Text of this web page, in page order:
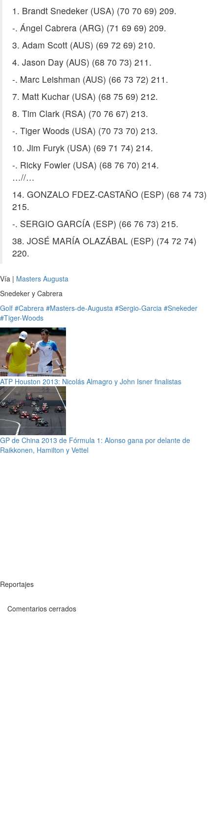
1. Brandt Snedeker (USA) (70 70 69) 209.
-. Ángel Cabrera (ARG) (71 69 69) 209.
3. Adam Scott (AUS) (69 72 69) 210.
4. Jason Day (AUS) (68 70 73) 211.
-. Marc Leishman (AUS) (66 73 72) 211.
7. Matt Kuchar (USA) (68 75 69) 212.
8. Tim Clark (RSA) (70 76 67) 213.
-. Tiger Woods (USA) (70 73 70) 213.
10. Jim Furyk (USA) (69 71 74) 214.
-. Ricky Fowler (USA) (68 76 70) 214.
…//…
14. GONZALO FDEZ-CASTAÑO (ESP) (68 74 73)
215.
-. SERGIO GARCÍA (ESP) (66 76 73) 215.
38. JOSÉ MARÍA OLAZÁBAL (ESP) (74 72 74)
220.
Vía | Masters Augusta
Snedeker y Cabrera
Golf #Cabrera #Masters-de-Augusta #Sergio-Garcia #Snekeder
#Tiger-Woods
ATP Houston 2013: Nicolás Almagro y John Isner finalistas
GP de China 2013 de Fórmula 1: Alonso gana por delante de
Raikkonen, Hamilton y Vettel
Reportajes
Comentarios cerrados